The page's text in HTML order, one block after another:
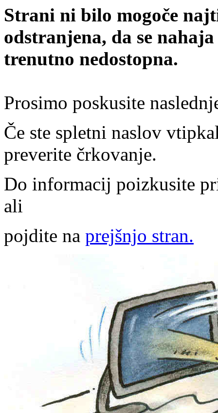
Strani ni bilo mogoče
odstranjena, da se
trenutno nedostopna.
Prosimo poskusite
Če ste spletni naslov
preverite črkovanje.
Do informacij poizkusite
ali
pojdite na prejšnjo stran.